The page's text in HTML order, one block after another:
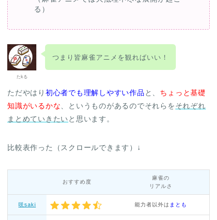
る）
たkる
つまり皆麻雀アニメを観ればいい！
ただやはり 初心者でも理解しやすい作品 と、 ちょっと基礎
知識がいるかな 、というものがあるのでそれらをそれぞれ
まとめていきたい と思います。
比較表作った（スクロールできます）↓
おすすめ度
麻雀の
リアルさ
咲saki 能力者以外は まとも